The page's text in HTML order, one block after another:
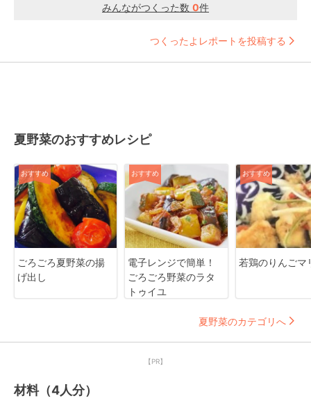
みんながつくった数 0件
つくったよレポートを投稿する
夏野菜のおすすめレシピ
おすすめ
ごろごろ夏野菜の揚
げ出し
おすすめ
電子レンジで簡単！
ごろごろ野菜のラタ
トゥイユ
おすすめ
若鶏のりんごマ
夏野菜のカテゴリへ
【PR】
材料（4人分）